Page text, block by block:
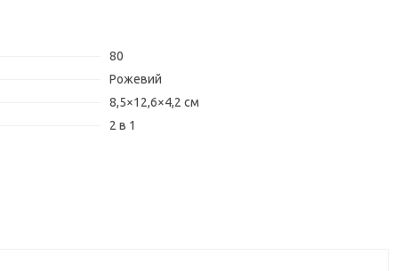
80
Рожевий
8,5×12,6×4,2 см
2 в 1